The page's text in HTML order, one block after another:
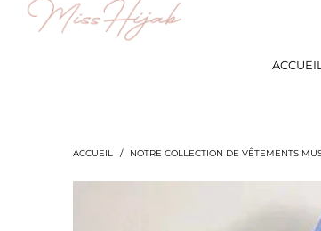
ACCUEIL
ACCUEIL / NOTRE COLLECTION DE VÊTEMENTS